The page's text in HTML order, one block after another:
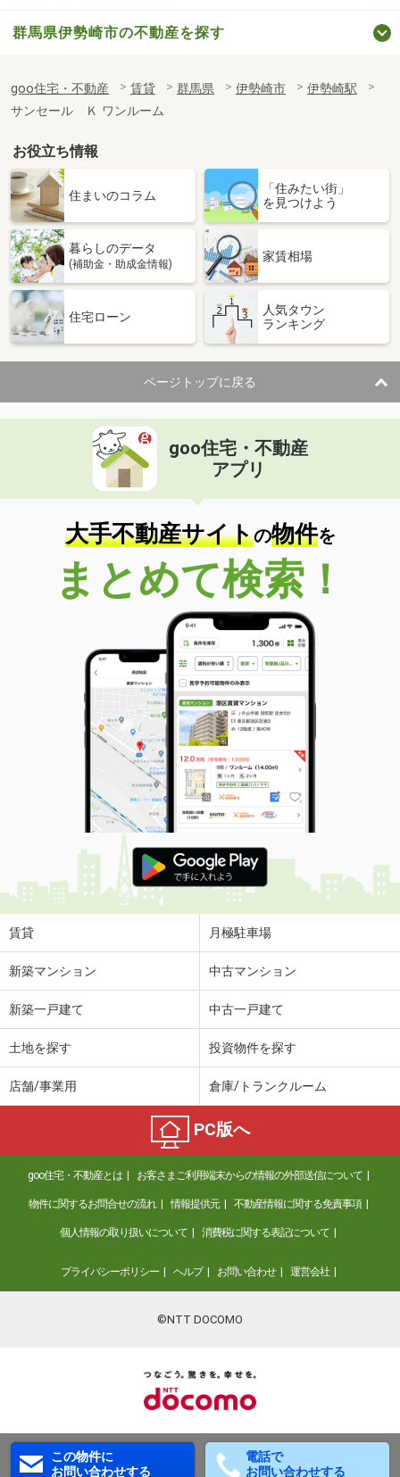
群馬県伊勢崎市の不動産を探す
goo住宅・不動産 賃貸 群馬県 伊勢崎市
伊勢崎駅
サンセール Ｋ ワンルーム
お役立ち情報
住まいのコラム
「住みたい街」
を見つけよう
暮らしのデータ
(補助金・助成金情報)
家賃相場
住宅ローン
人気タウン
ランキング
ページトップに戻る
goo住宅・不動産
アプリ
大手不動産サイトの物件を
まとめて検索！
賃貸 月極駐車場
新築マンション 中古マンション
新築一戸建て 中古一戸建て
土地を探す 投資物件を探す
店舗/事業用 倉庫/トランクルーム
PC版へ
goo住宅・不動産とは お客さまご利用端末からの情報の外部送信について
物件に関するお問合せの流れ 情報提供元 不動産情報に関する免責事項
個人情報の取り扱いについて 消費税に関する表記について
プライバシーポリシー ヘルプ お問い合わせ 運営会社
©NTT DOCOMO
この物件に
お問い合わせする
電話で
お問い合わせする